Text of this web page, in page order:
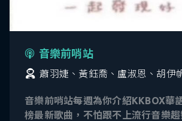
音樂前哨站
蕭羽婕、黃鈺喬、盧淑恩、胡伊
音樂前哨站每週為你介紹KKBOX華
榜最新歌曲，不怕跟不上流行音樂